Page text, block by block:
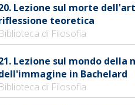
Lezione sul morte
teoretica
Biblioteca di Filosofia
Lezione sul mondo della
in Bachelard
Biblioteca di Filosofia